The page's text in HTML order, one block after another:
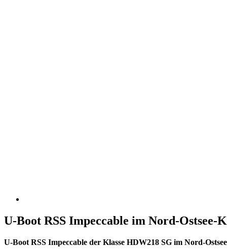
U-Boot RSS Impeccable im Nord-
U-Boot RSS Impeccable der Klasse HDW218 SG im Nord-